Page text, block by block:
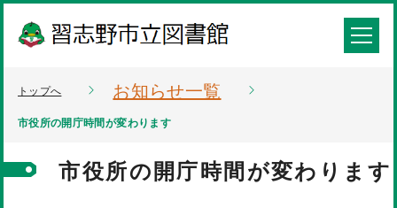
トップへ お知らせ一覧
市役所の開庁時間が変わります
市役所の開庁時間が変わります